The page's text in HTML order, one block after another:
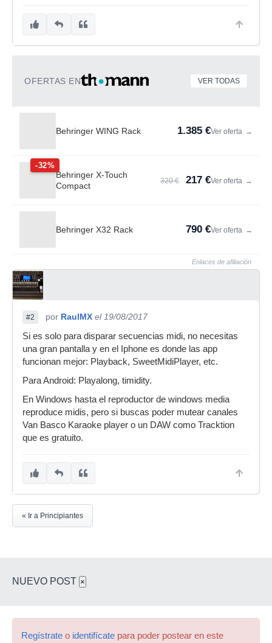
OFERTAS EN VER TODAS
Behringer WING Rack 1.385 €Ver oferta →
-32%
Behringer X-Touch
Compact
320 € 217 €Ver oferta →
Behringer X32 Rack 790 €Ver oferta →
Enlaces de afiliación
#2 por RaulMX el 19/08/2017
Si es solo para disparar secuencias midi, no necesitas
una gran pantalla y en el Iphone es donde las app
funcionan mejor: Playback, SweetMidiPlayer, etc.
Para Android: Playalong, timidity.
En Windows hasta el reproductor de windows media
reproduce midis, pero si buscas poder mutear canales
Van Basco Karaoke player o un DAW como Tracktion
que es gratuito.
« Ir a Principiantes
NUEVO POST ×
Regístrate o identifícate para poder postear en este